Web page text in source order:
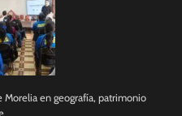
Morelia en geografía, patrimonio